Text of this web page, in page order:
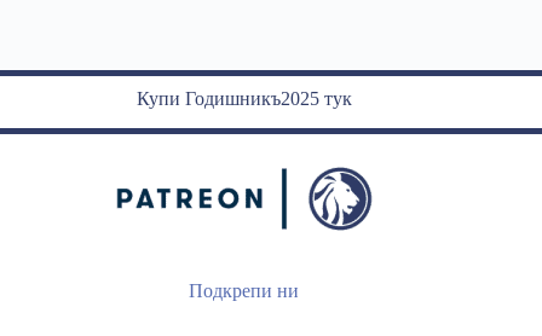
Купи Годишникъ2025 тук
Подкрепи ни